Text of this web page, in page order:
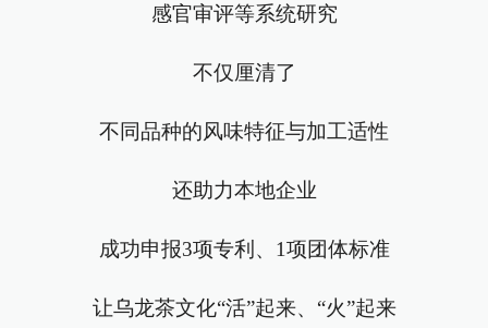
感官审评等系统研究
不仅厘清了
不同品种的风味特征与加工适性
还助力本地企业
成功申报3项专利、1项团体标准
让乌龙茶文化“活”起来、“火”起来